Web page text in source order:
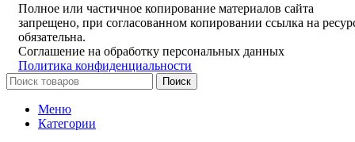
Полное или частичное копирование материалов сайта
запрещено, при согласованном копировании ссылка на
обязательна.
Соглашение на обработку персональных данных
Политика конфиденциальности
Поиск
Меню
Категории